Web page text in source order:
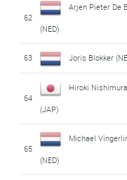
62
Arjen Pieter De
(NED)
63 Joris Blokker
64
Hiroki Nishimura
(JAP)
65
Michael
(NED)